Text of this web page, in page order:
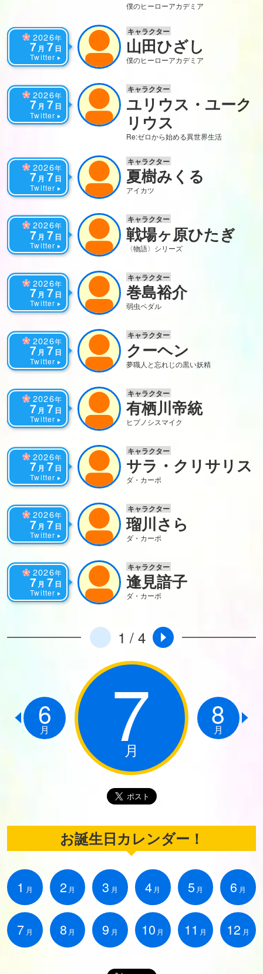
僕のヒーローアカデミア
2026年
7月 7 日
Twitter
キャラクター
山田ひざし
僕のヒーローアカデミア
2026年
7月 7 日
Twitter
キャラクター
ユリウス・ユーク
リウス
Re:ゼロから始める異世界生活
2026年
7月 7 日
Twitter
キャラクター
夏樹みくる
アイカツ
2026年
7 月 7 日
Twitter
キャラクター
戦場ヶ原ひたぎ
〈物語〉シリーズ
2026年
7月 7 日
Twitter
キャラクター
巻島裕介
弱虫ペダル
2026年
7月 7 日
Twitter
キャラクター
クーヘン
夢職人と忘れじの黒い妖精
2026年
7月 7 日
Twitter
キャラクター
有栖川帝統
ヒプノシスマイク
2026年
7月 7 日
Twitter
キャラクター
サラ・クリサリス
ダ・カーポ
2026年
7 月 7 日
Twitter
キャラクター
瑠川さら
ダ・カーポ
2026年
7月 7 日
Twitter
キャラクター
逢見諳子
ダ・カーポ
1 / 4
6
月 7
月
8
月
お誕生日カレンダー！
1 月 2 月 3 月 4 月 5 月 6 月
7 月 8 月 9 月 10 月 11 月 12 月